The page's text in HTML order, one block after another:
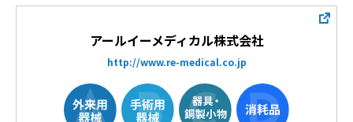
アールイーメディカル株式会社
http://www.re-medical.co.jp